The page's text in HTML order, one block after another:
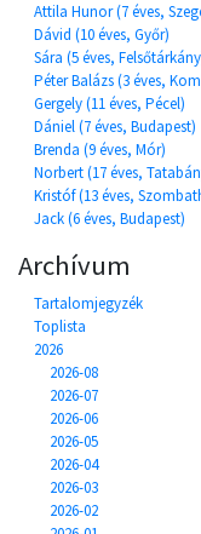
Attila Hunor (7 éves,
Dávid (10 éves, Győr)
Sára (5 éves,
Péter Balázs (3 éves,
Gergely (11 éves, Pécel)
Dániel (7 éves, Budapest)
Brenda (9 éves, Mór)
Norbert (17 éves,
Kristóf (13 éves,
Jack (6 éves, Budapest)
Archívum
Tartalomjegyzék
Toplista
2026
2026-08
2026-07
2026-06
2026-05
2026-04
2026-03
2026-02